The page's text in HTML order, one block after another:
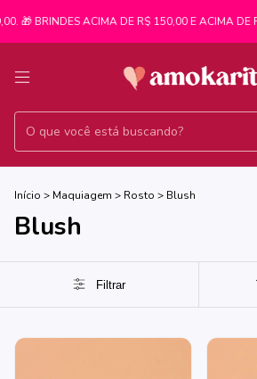
ACIMA DE R$ 150,00 E ACIMA DE R$
Início > Maquiagem > Rosto > Blush
Blush
Filtrar